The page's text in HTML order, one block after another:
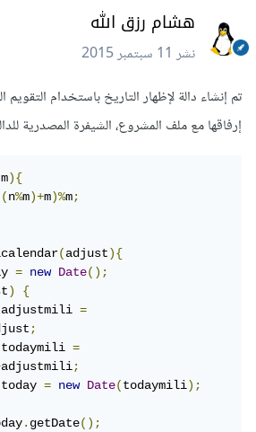
هشام رزق الله
نشر11 سبتمبر 2015
تم إنشاء دالة لإظهار التاريخ باستخدام
إرفاقها مع ملف المشروع، الشيفرة المصدرية
m){
n%m)+m)%m;
(adjust){
= new Date();
)
{
		adjustmili
=
;
		todaymili
=
adjustmili;
		today
= new Date(todaymili);
.getDate();